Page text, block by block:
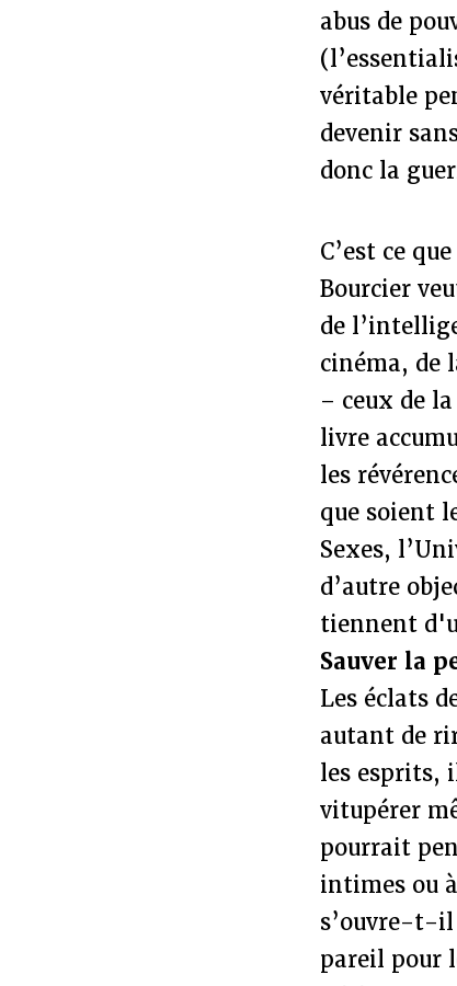
abus de
véritable
devenir
donc la
C’est ce
Bourcier
de
cinéma, de
– ceux de
livre
les
que soient
Sexes,
d’autre
tiennent
Sauver la
Les éclats
autant de
les esprits,
vitupérer
pourrait
intimes ou
s’ouvre-t-il
pareil pour